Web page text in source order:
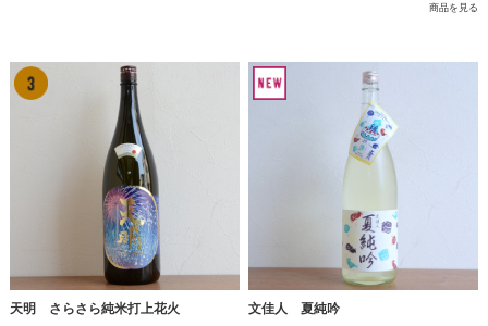
商品を見る
天明 さらさら純米打上花火 文佳人 夏純吟